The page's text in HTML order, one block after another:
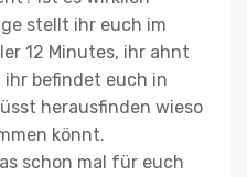
stellt ihr euch im
12 Minutes, ihr ahnt
ihr befindet euch in
herausfinden wieso
könnt.
schon mal für euch